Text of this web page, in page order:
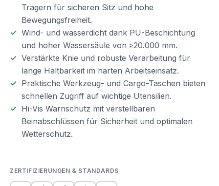
Trägern für sicheren Sitz und hohe
Bewegungsfreiheit.
Wind- und wasserdicht dank PU-Beschichtung
und hoher Wassersäule von ≥20.000 mm.
Verstärkte Knie und robuste Verarbeitung für
lange Haltbarkeit im harten Arbeitseinsatz.
Praktische Werkzeug- und Cargo-Taschen bieten
schnellen Zugriff auf wichtige Utensilien.
Hi-Vis Warnschutz mit verstellbaren
Beinabschlüssen für Sicherheit und optimalen
Wetterschutz.
ZERTIFIZIERUNGEN & STANDARDS